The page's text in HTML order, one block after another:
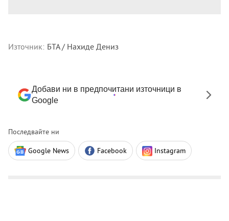
Източник: БТА / Нахиде Дениз
Добави ни в предпочитани източници в
Google
Последвайте ни
Google News Facebook Instagram